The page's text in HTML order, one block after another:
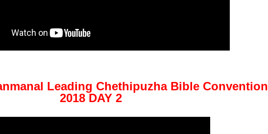
Leading Chethipuzha Bible Convention
2018 DAY 2